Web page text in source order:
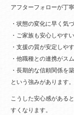
アフターフォローが丁
・状態の変化に早く気
・ご家族も安心しやすい
・支援の質が安定しや
・他職種との連携がス
・長期的な信頼関係を
という強みがあります。
こうした安心感がある
すくなります。